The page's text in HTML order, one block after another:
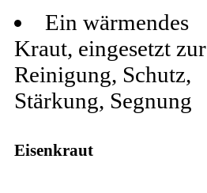
Ein wärmendes
Kraut, eingesetzt zur
Reinigung, Schutz,
Stärkung, Segnung
Eisenkraut